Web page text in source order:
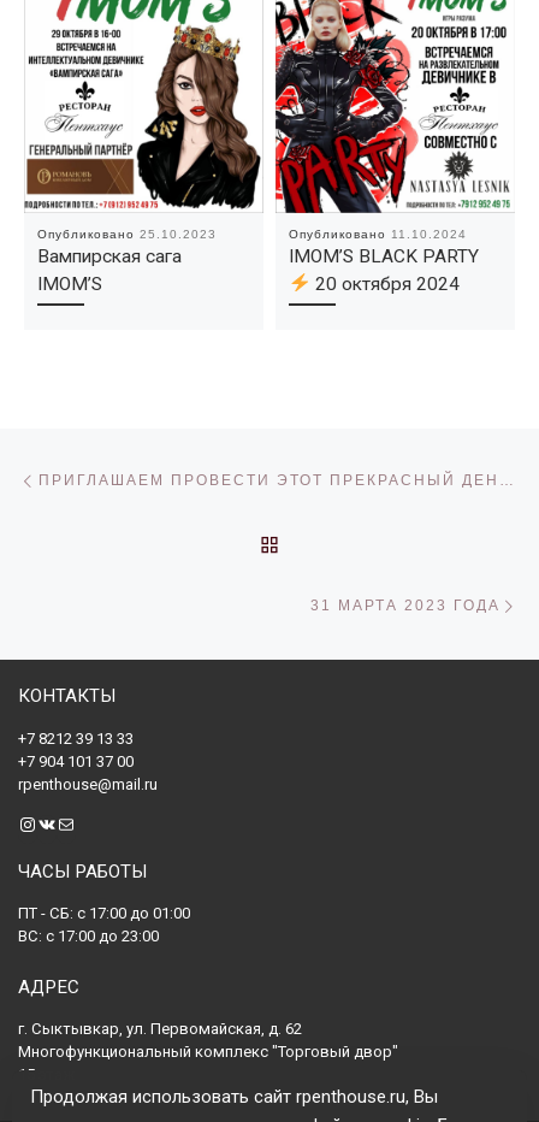
Опубликовано25.10.2023
Вампирская сага
IMOM’S
Опубликовано 11.10.2024
IMOM’S BLACK PARTY
20 октября 2024
ПРИГЛАШАЕМ ПРОВЕСТИ ЭТОТ ПРЕКРАСНЫЙ ДЕНЬ В ПРАЗДНИЧНОЙ АТМОСФЕРЕ НАШЕГО РЕСТОРАНА!
31 МАРТА 2023 ГОДА
КОНТАКТЫ
+7 8212 39 13 33
+7 904 101 37 00
rpenthouse@mail.ru
Instagram
ВКонтакте
Почта
ЧАСЫ РАБОТЫ
ПТ - СБ: с 17:00 до 01:00
ВС: с 17:00 до 23:00
АДРЕС
г. Сыктывкар, ул. Первомайская, д. 62
Многофункциональный комплекс "Торговый двор"
15 этаж
Продолжая использовать сайт rpenthouse.ru, Вы